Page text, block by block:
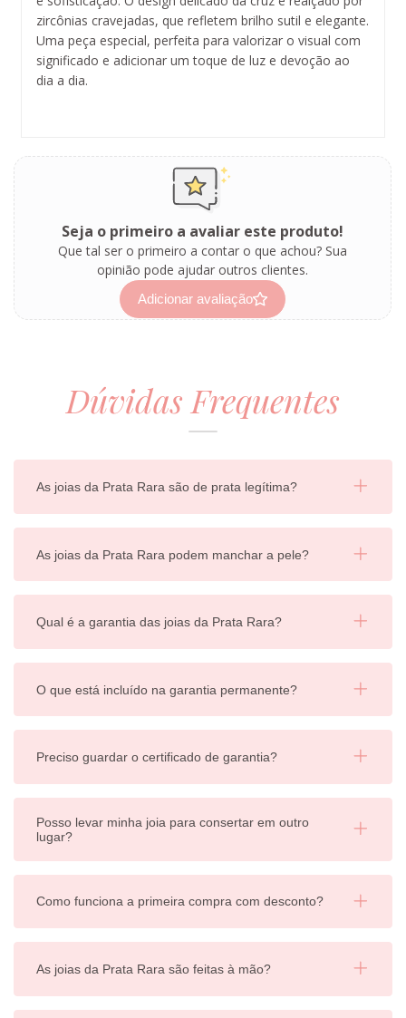
zircônias cravejadas, que refletem brilho sutil e elegante.
Uma peça especial, perfeita para valorizar o visual com
significado e adicionar um toque de luz e devoção ao
dia a dia.
Seja o primeiro a avaliar este produto!
Que tal ser o primeiro a contar o que achou? Sua
opinião pode ajudar outros clientes.
Adicionar avaliação
Dúvidas Frequentes
As joias da Prata Rara são de prata legítima?
As joias da Prata Rara podem manchar a pele?
Qual é a garantia das joias da Prata Rara?
O que está incluído na garantia permanente?
Preciso guardar o certificado de garantia?
Posso levar minha joia para consertar em outro
lugar?
Como funciona a primeira compra com desconto?
As joias da Prata Rara são feitas à mão?